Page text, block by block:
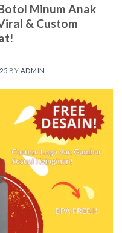
Minum Anak
& Custom
BY ADMIN